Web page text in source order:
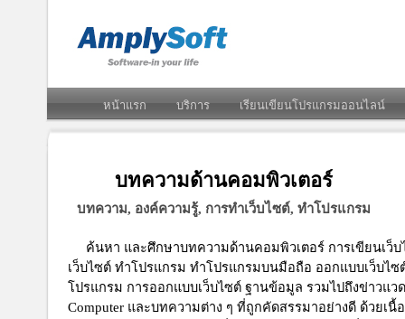
หน้าแรก บริการ เรียนเขียนโปรแกรมออนไลน์
บทความด้านคอมพิวเตอร์
บทความ, องค์ความรู้, การทำเว็บไซต์, ทำโปรแกรม
ค้นหา และศึกษาบทความด้านคอมพิวเตอร์ การเขียนเว็บ
เว็บไซต์ ทำโปรแกรม ทำโปรแกรมบนมือถือ ออกแบบเว็บไซ
โปรแกรม การออกแบบเว็บไซต์ ฐานข้อมูล รวมไปถึงข่าวแว
Computer และบทความต่าง ๆ ที่ถูกคัดสรรมาอย่างดี ด้วยเนื้